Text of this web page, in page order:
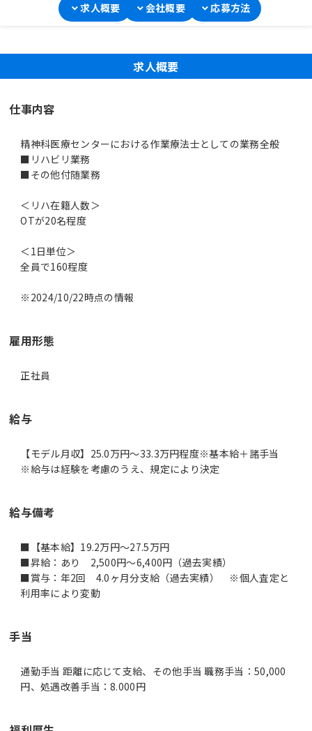
求人概要 会社概要 応募方法
求人概要
仕事内容
精神科医療センターにおける作業療法士としての業務全般
■リハビリ業務
■その他付随業務
＜リハ在籍人数＞
OTが20名程度
＜1日単位＞
全員で160程度
※2024/10/22時点の情報
雇用形態
正社員
給与
【モデル月収】25.0万円〜33.3万円程度※基本給＋諸手当
※給与は経験を考慮のうえ、規定により決定
給与備考
■【基本給】19.2万円～27.5万円
■昇給：あり 2,500円～6,400円（過去実績）
■賞与：年2回 4.0ヶ月分支給（過去実績） ※個人査定と
利用率により変動
手当
通勤手当 距離に応じて支給、その他手当 職務手当：50,000
円、処遇改善手当：8.000円